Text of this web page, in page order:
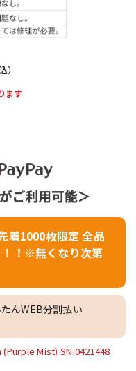
）
ます
着1000枚限定 全品
！※無くなり次第
んWEB分割払い
Mist) SN.0421448